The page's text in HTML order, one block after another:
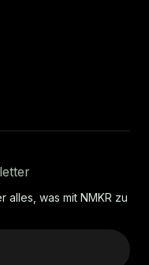
alles, was mit NMKR zu